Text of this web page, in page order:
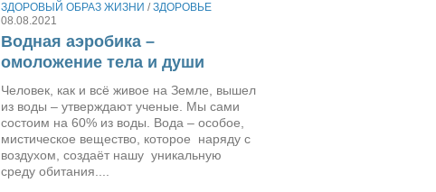
ЗДОРОВЫЙ ОБРАЗ ЖИЗНИ /ЗДОРОВЬЕ
08.08.2021
Водная аэробика –
омоложение тела и души
Человек, как и всё живое на Земле, вышел
из воды – утверждают ученые. Мы сами
состоим на 60% из воды. Вода – особое,
мистическое вещество, которое наряду с
воздухом, создаёт нашу уникальную
среду обитания....